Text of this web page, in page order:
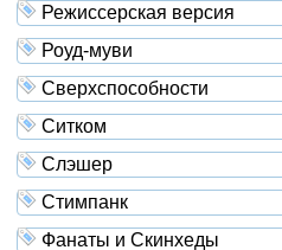
Режиссерская версия
Роуд-муви
Сверхспособности
Ситком
Слэшер
Стимпанк
Фанаты и Скинхеды